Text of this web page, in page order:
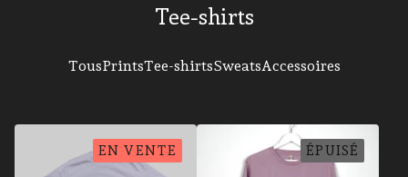
Tee-shirts
TousPrintsTee-shirtsSweatsAccessoires
EN VENTE ÉPUISÉ